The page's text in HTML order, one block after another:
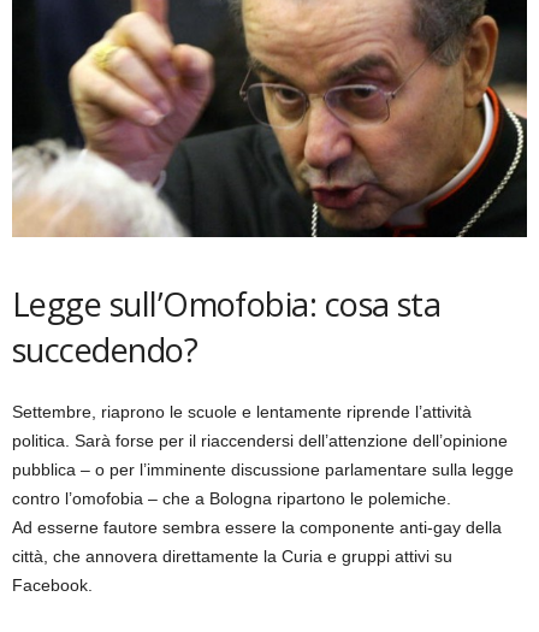
Legge sull’Omofobia: cosa sta
succedendo?
Settembre, riaprono le scuole e lentamente riprende l’attività
politica. Sarà forse per il riaccendersi dell’attenzione dell’opinione
pubblica – o per l’imminente discussione parlamentare sulla legge
contro l’omofobia – che a Bologna ripartono le polemiche.
Ad esserne fautore sembra essere la componente anti-gay della
città, che annovera direttamente la Curia e gruppi attivi su
Facebook.